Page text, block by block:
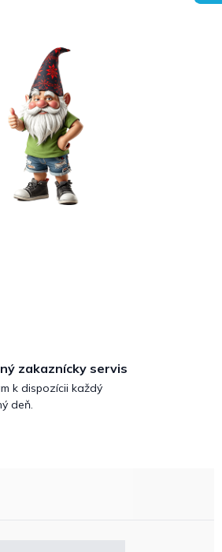
zakaznícky servis
k dispozícii každý
deň.